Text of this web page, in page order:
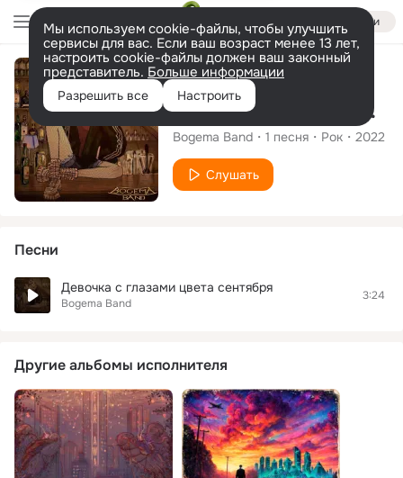
Войти
Мы используем cookie-файлы, чтобы улучшить
сервисы для вас. Если ваш возраст менее 13 лет,
настроить cookie-файлы должен ваш законный
представитель. Больше информации
Разрешить все Настроить
Сингл
Девочка с глазами цвета сентября
Bogema Band 1 песня Рок 2022
Слушать
Песни
Девочка с глазами цвета сентября
Bogema Band
3:24
Другие альбомы исполнителя